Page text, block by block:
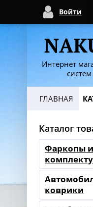
Интернет
ГЛАВНАЯ
Каталог
Фаркопы и
коврики
Войти